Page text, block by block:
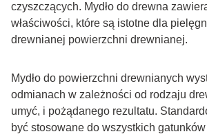
czyszczących. Mydło do drewna
właściwości, które są istotne dla
drewnianej powierzchni drewnianej.
Mydło do powierzchni drewnianych
odmianach w zależności od rodzaju
umyć, i pożądanego rezultatu.
być stosowane do wszystkich